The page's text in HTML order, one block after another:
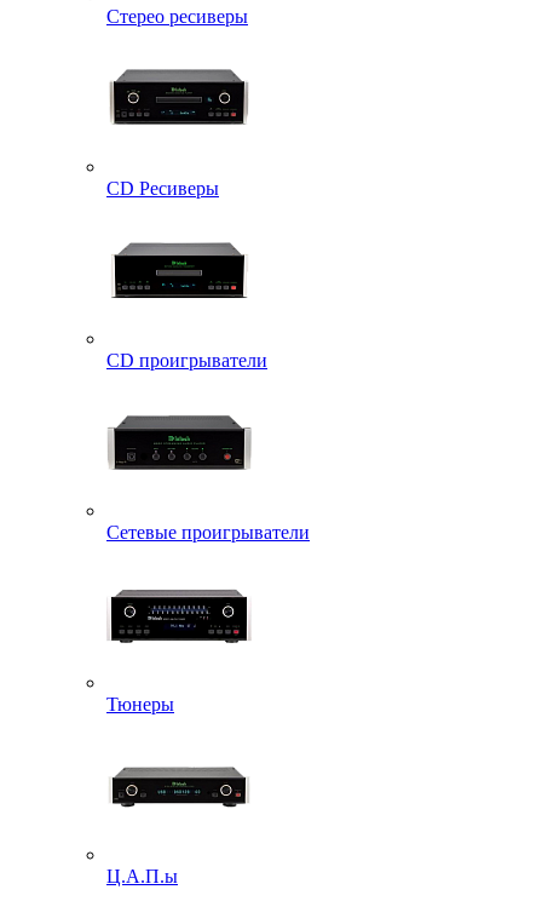
Стерео ресиверы
CD Ресиверы
CD проигрыватели
Сетевые проигрыватели
Тюнеры
Ц.А.П.ы